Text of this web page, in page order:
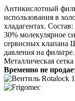
Антикислотный
использования в
хладагентах.
30% молекулярное
сервисных клапана
давления на
Металлическая
Временно не